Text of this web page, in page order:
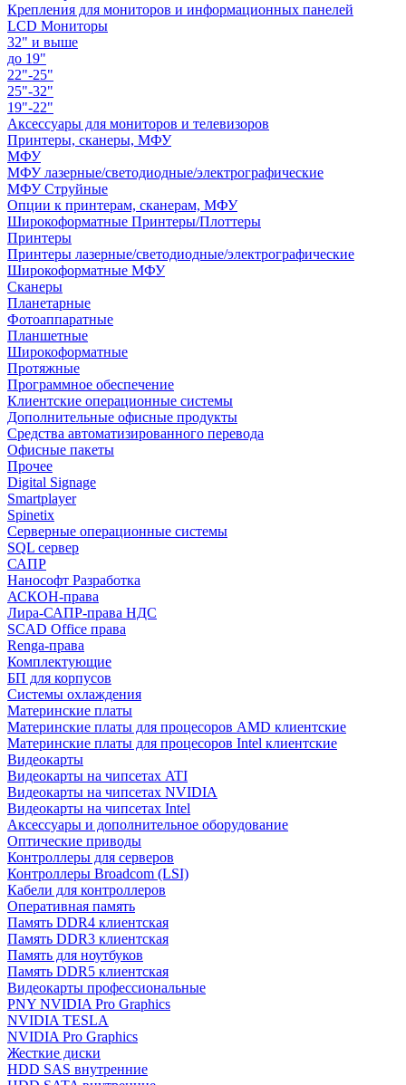
Крепления для мониторов и информационных панелей
LCD Мониторы
32" и выше
до 19"
22"-25"
25"-32"
19"-22"
Аксессуары для мониторов и телевизоров
Принтеры, сканеры, МФУ
МФУ
МФУ лазерные/светодиодные/электрографические
МФУ Струйные
Опции к принтерам, сканерам, МФУ
Широкоформатные Принтеры/Плоттеры
Принтеры
Принтеры лазерные/светодиодные/электрографические
Широкоформатные МФУ
Сканеры
Планетарные
Фотоаппаратные
Планшетные
Широкоформатные
Протяжные
Программное обеспечение
Клиентские операционные системы
Дополнительные офисные продукты
Средства автоматизированного перевода
Офисные пакеты
Прочее
Digital Signage
Smartplayer
Spinetix
Серверные операционные системы
SQL сервер
САПР
Нанософт Разработка
АСКОН-права
Лира-САПР-права НДС
SCAD Office права
Renga-права
Комплектующие
БП для корпусов
Системы охлаждения
Материнские платы
Материнские платы для процесоров AMD клиентские
Материнские платы для процесоров Intel клиентские
Видеокарты
Видеокарты на чипсетах ATI
Видеокарты на чипсетах NVIDIA
Видеокарты на чипсетах Intel
Аксессуары и дополнительное оборудование
Оптические приводы
Контроллеры для серверов
Контроллеры Broadcom (LSI)
Кабели для контроллеров
Оперативная память
Память DDR4 клиентская
Память DDR3 клиентская
Память для ноутбуков
Память DDR5 клиентская
Видеокарты профессиональные
PNY NVIDIA Pro Graphics
NVIDIA TESLA
NVIDIA Pro Graphics
Жесткие диски
HDD SAS внутренние